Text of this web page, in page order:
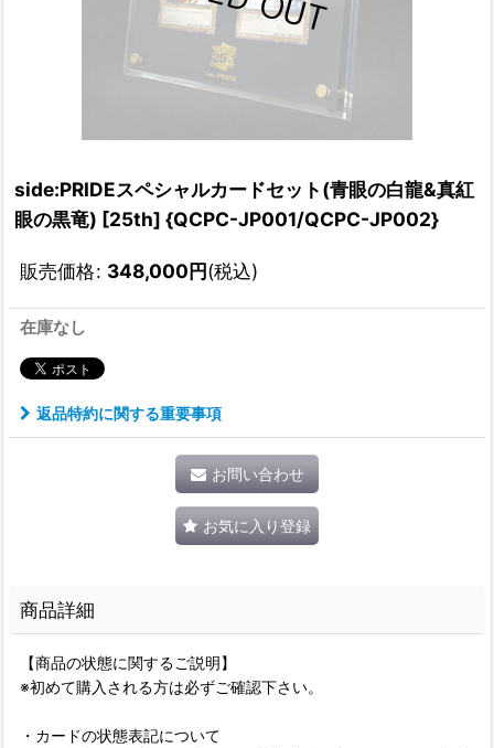
side:PRIDEスペシャルカードセット(青眼の白龍&真紅
眼の黒竜) [25th] {QCPC-JP001/QCPC-JP002}
販売価格: 348,000円(税込)
在庫なし
返品特約に関する重要事項
お問い合わせ
お気に入り登録
商品詳細
【商品の状態に関するご説明】
※初めて購入される方は必ずご確認下さい。
・カードの状態表記について